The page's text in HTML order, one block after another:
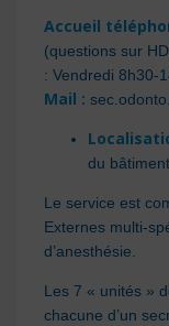
Accueil
(questions sur
: Vendredi 8h30-
Mail :
du
Le service est
Externes multi-
d’anesthésie.
Les 7 « unités »
chacune d’un